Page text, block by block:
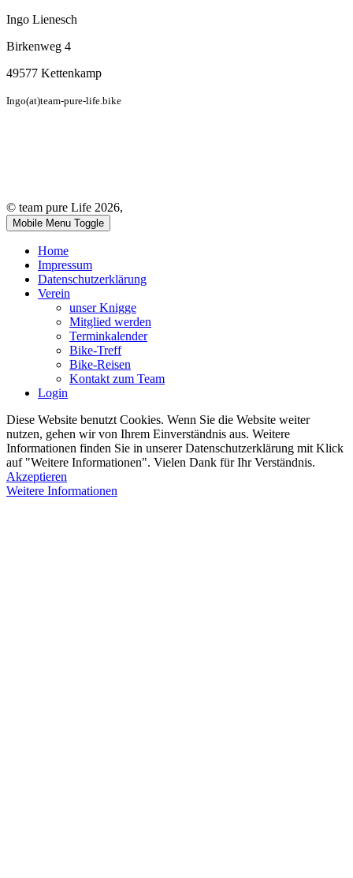
Ingo Lienesch
Birkenweg 4
49577 Kettenkamp
Ingo(at)team-pure-life.bike
© team pure Life 2026,
Mobile Menu Toggle
Home
Impressum
Datenschutzerklärung
Verein
unser Knigge
Mitglied werden
Terminkalender
Bike-Treff
Bike-Reisen
Kontakt zum Team
Login
Diese Website benutzt Cookies. Wenn Sie die Website weiter
nutzen, gehen wir von Ihrem Einverständnis aus. Weitere
Informationen finden Sie in unserer Datenschutzerklärung mit Klick
auf "Weitere Informationen". Vielen Dank für Ihr Verständnis.
Akzeptieren
Weitere Informationen